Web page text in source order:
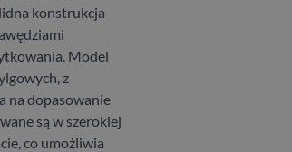
konstrukcja
Model
z
na dopasowanie
są w szerokiej
co umożliwia